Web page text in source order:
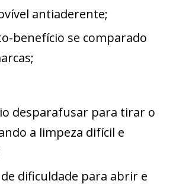
antiaderente;
benefício se comparado
desparafusar para tirar o
a limpeza difícil e
dificuldade para abrir e